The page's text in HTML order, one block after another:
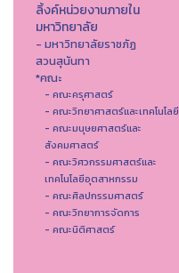
ลิ้งค์หน่วยงานภายใน
มหาวิทยาลัย
- มหาวิทยาลัยราชภัฏ
สวนสุนันทา
*คณะ
- คณะครุศาสตร์
- คณะวิทยาศาสตร์และเทคโนโลยี
- คณะมนุษยศาสตร์และ
สังคมศาสตร์
- คณะวิศวกรรมศาสตร์และ
เทคโนโลยีอุตสาหกรรม
- คณะศิลปกรรมศาสตร์
- คณะวิทยาการจัดการ
- คณะนิติศาสตร์